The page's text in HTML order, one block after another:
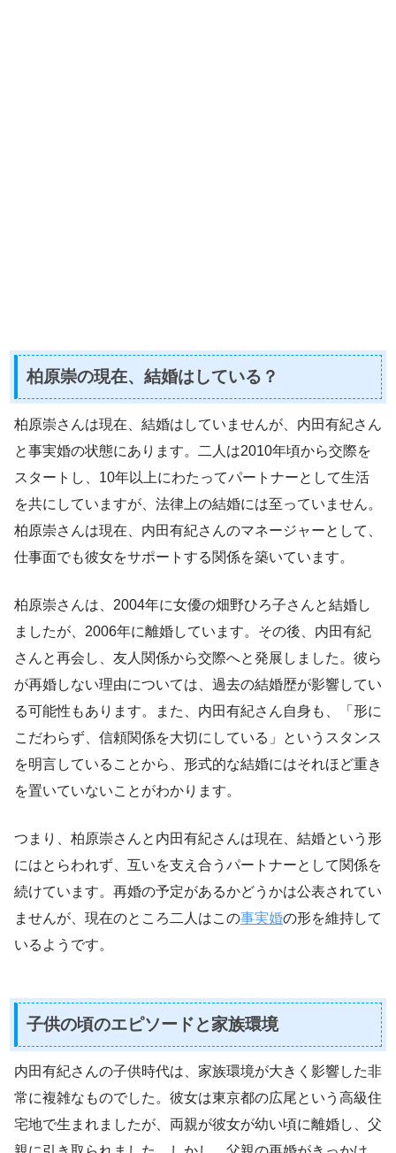
柏原崇の現在、結婚はしている？
柏原崇さんは現在、結婚はしていませんが、内田有紀さん
と事実婚の状態にあります。二人は2010年頃から交際を
スタートし、10年以上にわたってパートナーとして生活
を共にしていますが、法律上の結婚には至っていません。
柏原崇さんは現在、内田有紀さんのマネージャーとして、
仕事面でも彼女をサポートする関係を築いています。
柏原崇さんは、2004年に女優の畑野ひろ子さんと結婚し
ましたが、2006年に離婚しています。その後、内田有紀
さんと再会し、友人関係から交際へと発展しました。彼ら
が再婚しない理由については、過去の結婚歴が影響してい
る可能性もあります。また、内田有紀さん自身も、「形に
こだわらず、信頼関係を大切にしている」というスタンス
を明言していることから、形式的な結婚にはそれほど重き
を置いていないことがわかります。
つまり、柏原崇さんと内田有紀さんは現在、結婚という形
にはとらわれず、互いを支え合うパートナーとして関係を
続けています。再婚の予定があるかどうかは公表されてい
ませんが、現在のところ二人はこの事実婚の形を維持して
いるようです。
子供の頃のエピソードと家族環境
内田有紀さんの子供時代は、家族環境が大きく影響した非
常に複雑なものでした。彼女は東京都の広尾という高級住
宅地で生まれましたが、両親が彼女が幼い頃に離婚し、父